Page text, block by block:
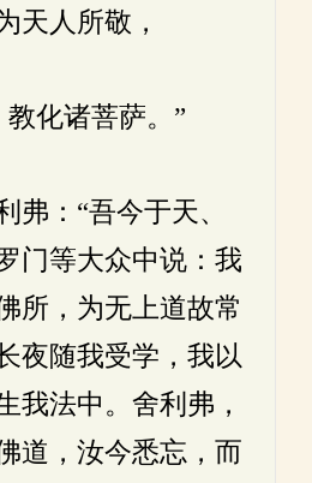
天人所敬，
化诸菩萨。”
弗：“吾今于天、
门等大众中说：我
所，为无上道故常
夜随我受学，我以
我法中。舍利弗，
道，汝今悉忘，而